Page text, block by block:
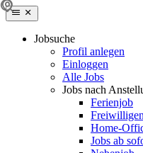
Jobsuche
Profil anlegen
Einloggen
Alle Jobs
Jobs nach
Ferienjob
Home-
Jobs ab